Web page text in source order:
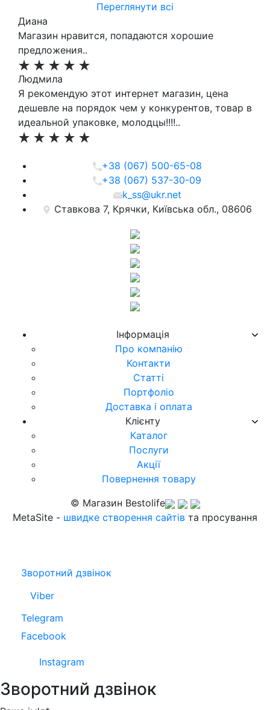
Переглянути всі
Диана
Магазин нравится, попадаются хорошие
предложения..
Людмила
Я рекомендую этот интернет магазин, цена
дешевле на порядок чем у конкурентов, товар в
идеальной упаковке, молодцы!!!!..
+38 (067) 500-65-08
+38 (067) 537-30-09
k_ss@ukr.net
Ставкова 7, Крячки, Київська обл., 08606
Iнформацiя
Про компанiю
Контакти
Статті
Портфоліо
Доставка і оплата
Клієнту
Каталог
Послуги
Акції
Повернення товару
© Магазин Bestolife
MetaSite - швидке створення сайтів та просування
Зворотний дзвінок
Viber
Telegram
Facebook
Instagram
Зворотний дзвінок